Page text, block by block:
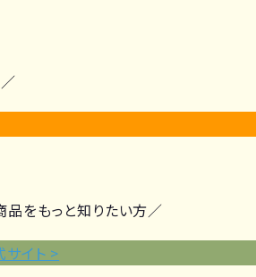
をもっと知りたい方／
イト >